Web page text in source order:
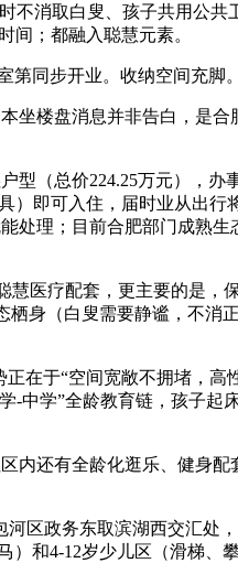
消取白叟、孩子共用公共
间；都融入聪慧元素。
同步开业。收纳空间充脚。
楼盘消息并非告白，是合
（总价224.25万元），办
）即可入住，届时业从出行
理；目前合肥部门成熟生
医疗配套，更主要的是，
身（白叟需要静谧，不消
在于“空间宽敞不拥堵，高
-中学”全龄教育链，孩子起
还有全龄化逛乐、健身配
区政务东取滨湖西交汇处
）和4-12岁少儿区（滑梯、